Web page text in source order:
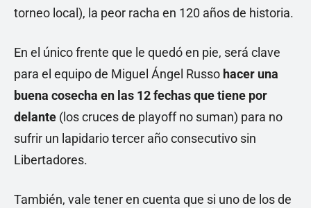
torneo local), la peor racha en 120 años de historia.
En el único frente que le quedó en pie, será clave
para el equipo de Miguel Ángel Russo hacer una
buena cosecha en las 12 fechas que tiene por
delante (los cruces de playoff no suman) para no
sufrir un lapidario tercer año consecutivo sin
Libertadores.
También, vale tener en cuenta que si uno de los de